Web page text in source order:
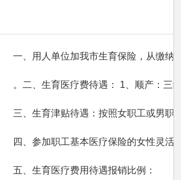
一、用人单位加我市生育保险，从缴纳
。二、生育医疗费待遇： 1、顺产：三
三、生育津贴待遇：按照女职工或男职
四、参加职工基本医疗保险的女性灵
五、生育医疗费用待遇报销比例：